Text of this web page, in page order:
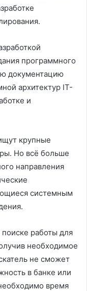
программного
документацию
архитектур ІТ-
и
крупные
Но всё больше
направления
системным
работы для
необходимое
не сможет
в банке или
время